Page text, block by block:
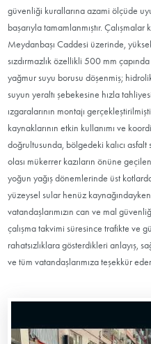
güvenliği kurallarına azami ölçüde
başarıyla tamamlanmıştır.
Meydanbaşı Caddesi üzerinde,
sızdırmazlık özellikli 500 mm
yağmur suyu borusu döşenmiş;
suyun yeraltı şebekesine hızla
ızgaralarının montajı
kaynaklarının etkin kullanımı ve
doğrultusunda, bölgedeki kalıcı
olası mükerrer kazıların önüne
yoğun yağış dönemlerinde üst
yüzeysel sular henüz kaynağındayken
vatandaşlarımızın can ve mal
çalışma takvimi süresince trafikte ve
rahatsızlıklara gösterdikleri anlayış,
ve tüm vatandaşlarımıza teşekkür